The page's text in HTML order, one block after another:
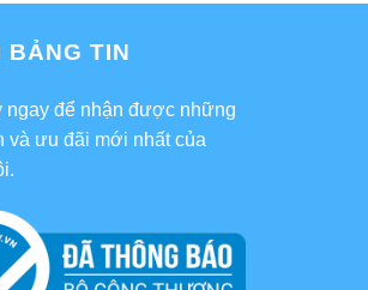
BẢNG TIN
ngay để nhận được những
và ưu đãi mới nhất của